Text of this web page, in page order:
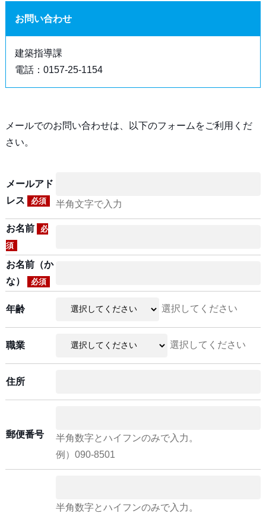
お問い合わせ
建築指導課
電話：0157-25-1154
メールでのお問い合わせは、以下のフォームをご利用くだ
さい。
メールアド
レス
必須 半角文字で入力
お名前
必
須
お名前（か
な）
必須
年齢 選択してください
職業 選択してください
住所
郵便番号
半角数字とハイフンのみで入力。
例）090-8501
半角数字とハイフンのみで入力。